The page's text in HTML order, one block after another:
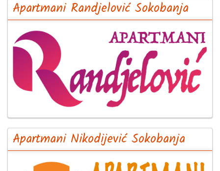
Apartmani Randjelović Sokobanja
Apartmani Nikodijević Sokobanja